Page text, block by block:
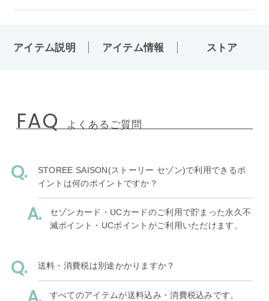
アイテム説明 アイテム情報 ストア
FAQ よくあるご質問
STOREE SAISON(ストーリー セゾン)で利用できるポ
イントは何のポイントですか？
セゾンカード・UCカードのご利用で貯まった永久不
滅ポイント・UCポイントがご利用いただけます。
送料・消費税は別途かかりますか？
すべてのアイテムが送料込み・消費税込みです。